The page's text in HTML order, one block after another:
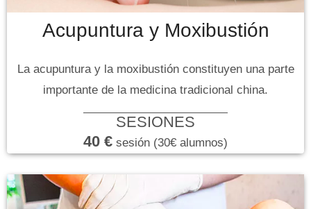
Acupuntura y Moxibustión
La acupuntura y la moxibustión constituyen una parte
importante de la medicina tradicional china.
SESIONES
40 € sesión (30€ alumnos)